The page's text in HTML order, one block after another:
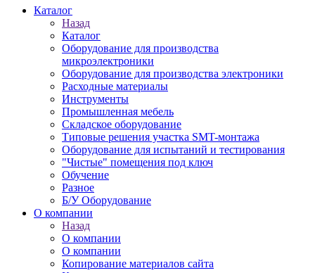
Каталог
Назад
Каталог
Оборудование для производства
микроэлектроники
Оборудование для производства электроники
Расходные материалы
Инструменты
Промышленная мебель
Складское оборудование
Типовые решения участка SMT-монтажа
Оборудование для испытаний и тестирования
"Чистые" помещения под ключ
Обучение
Разное
Б/У Оборудование
О компании
Назад
О компании
О компании
Копирование материалов сайта